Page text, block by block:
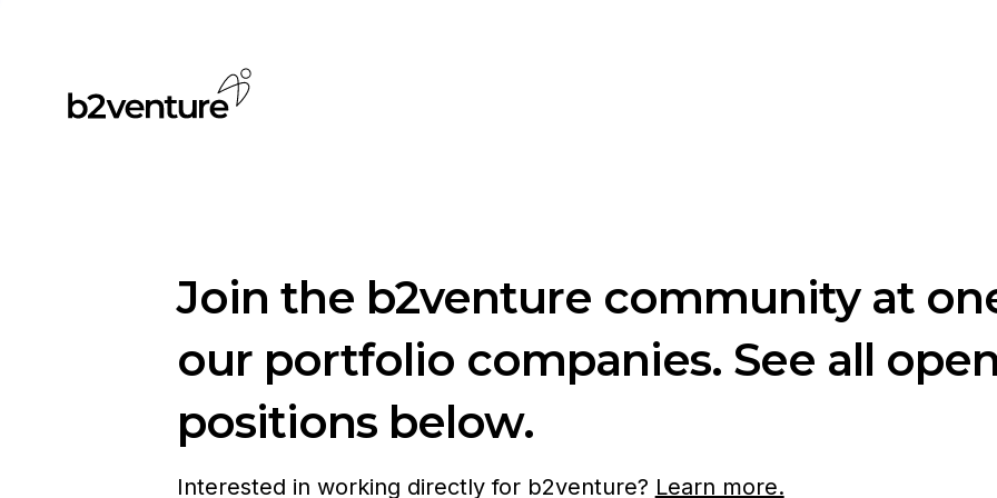
Join the b2venture community at
our portfolio companies. See all
positions below.
Interested in working directly for b2venture? Learn more.